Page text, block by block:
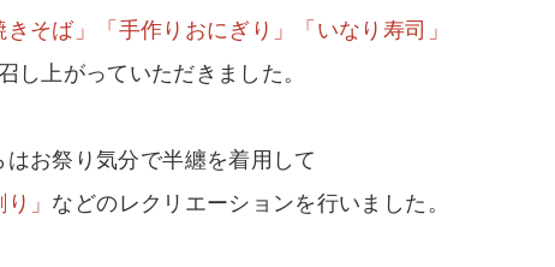
きそば」「手作りおにぎり」「いなり寿司」
し上がっていただきました。
はお祭り気分で半纏を着用して
」 などのレクリエーションを行いました。